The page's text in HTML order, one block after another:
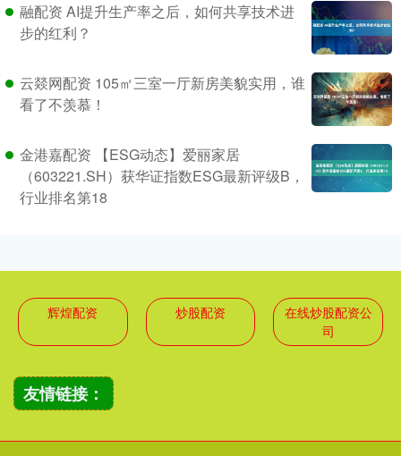
融配资 AI提升生产率之后，如何共享技术进
步的红利？
云燚网配资 105㎡三室一厅新房美貌实用，谁
看了不羡慕！
金港嘉配资 【ESG动态】爱丽家居
（603221.SH）获华证指数ESG最新评级B，
行业排名第18
辉煌配资 炒股配资
在线炒股配资公
司
友情链接：